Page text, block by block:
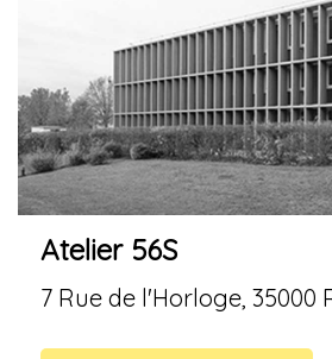
Atelier 56S
7 Rue de l'Horloge, 35000